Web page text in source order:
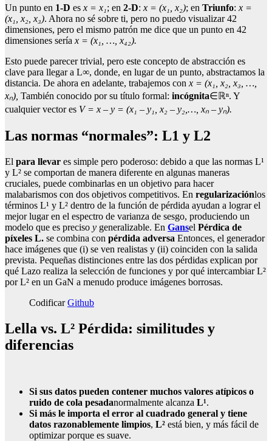
Un punto en 1-D es x = x₁; en 2-D: x = (x₁, x₂); en Triunfo: x =
(x₁, x₂, x₃). Ahora no sé sobre ti, pero no puedo visualizar 42
dimensiones, pero el mismo patrón me dice que un punto en 42
dimensiones sería x = (x₁, …, x₄₂).
Esto puede parecer trivial, pero este concepto de abstracción es
clave para llegar a L∞, donde, en lugar de un punto, abstractamos la
distancia. De ahora en adelante, trabajemos con x = (x₁, x₂, x₃, …,
xₙ), También conocido por su título formal: incógnita∈ℝⁿ. Y
cualquier vector es V = x – y = (x₁ – y₁, x₂ – y₂,…, xₙ – yₙ).
Las normas “normales”: L1 y L2
El para llevar es simple pero poderoso: debido a que las normas L¹
y L² se comportan de manera diferente en algunas maneras
cruciales, puede combinarlas en un objetivo para hacer
malabarismos con dos objetivos competitivos. En regularizaciónlos
términos L¹ y L² dentro de la función de pérdida ayudan a lograr el
mejor lugar en el espectro de varianza de sesgo, produciendo un
modelo que es preciso y generalizable. En Gansel Pérdica de
píxeles L. se combina con pérdida adversa Entonces, el generador
hace imágenes que (i) se ven realistas y (ii) coinciden con la salida
prevista. Pequeñas distinciones entre las dos pérdidas explican por
qué Lazo realiza la selección de funciones y por qué intercambiar L²
por L² en un GaN a menudo produce imágenes borrosas.
CodificarGithub
Lella vs. L² Pérdida: similitudes y
diferencias
Si sus datos pueden contener muchos valores atípicos o
ruido de cola pesadanormalmente alcanza L¹.
Si más le importa el error al cuadrado general y tiene
datos razonablemente limpios, L² está bien, y más fácil de
optimizar porque es suave.